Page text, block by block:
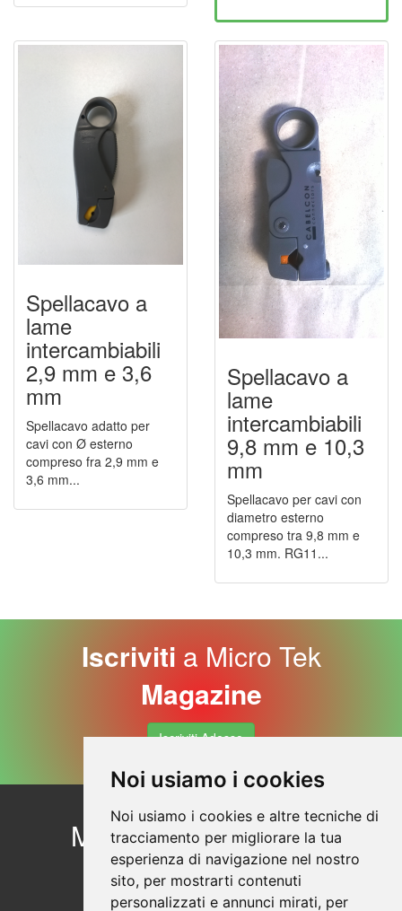
Noi usiamo i cookies
Noi usiamo i cookies e altre tecniche di
tracciamento per migliorare la tua
esperienza di navigazione nel nostro
sito, per mostrarti contenuti
personalizzati e annunci mirati, per
Spellacavo a
lame
intercambiabili
2,9 mm e 3,6
mm
Spellacavo adatto per
cavi con Ø esterno
compreso fra 2,9 mm e
3,6 mm...
Spellacavo a
lame
intercambiabili
9,8 mm e 10,3
mm
Spellacavo per cavi con
diametro esterno
compreso tra 9,8 mm e
10,3 mm. RG11...
Iscriviti a Micro Tek
Magazine
Iscriviti Adesso
Micro Tek
© Copyright 2026
Contattaci
Profilo aziendale
Sicurezza dei prodotti
Sezione Privacy